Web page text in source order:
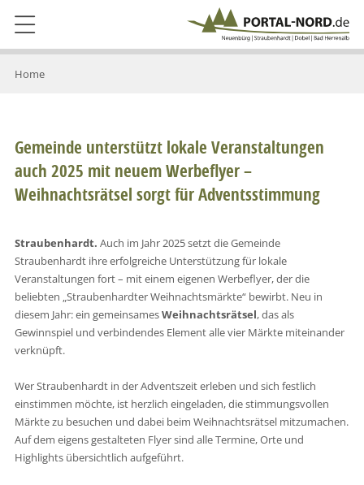
Home
Gemeinde unterstützt lokale Veranstaltungen
auch 2025 mit neuem Werbeflyer –
Weihnachtsrätsel sorgt für Adventsstimmung
Straubenhardt. Auch im Jahr 2025 setzt die Gemeinde
Straubenhardt ihre erfolgreiche Unterstützung für lokale
Veranstaltungen fort – mit einem eigenen Werbeflyer, der die
beliebten „Straubenhardter Weihnachtsmärkte“ bewirbt. Neu in
diesem Jahr: ein gemeinsamesWeihnachtsrätsel, das als
Gewinnspiel und verbindendes Element alle vier Märkte miteinander
verknüpft.
Wer Straubenhardt in der Adventszeit erleben und sich festlich
einstimmen möchte, ist herzlich eingeladen, die stimmungsvollen
Märkte zu besuchen und dabei beim Weihnachtsrätsel mitzumachen.
Auf dem eigens gestalteten Flyer sind alle Termine, Orte und
Highlights übersichtlich aufgeführt.